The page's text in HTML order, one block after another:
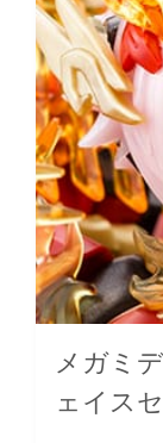
メガミ
ェイス